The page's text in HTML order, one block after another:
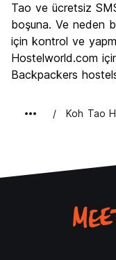
Ekonomik
Tao ve ücretsiz
boşuna. Ve neden
için kontrol ve
Hostelworld.com
Backpackers
Koh Tao